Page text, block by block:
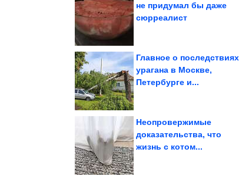
Как выглядят актёры
Барбара» спустя 42 года
не придумал бы даже
сюрреалист
А ведь всё же в точку!
Главное о последствиях
урагана в Москве,
Петербурге и...
Неопровержимые
доказательства, что
жизнь с котом...